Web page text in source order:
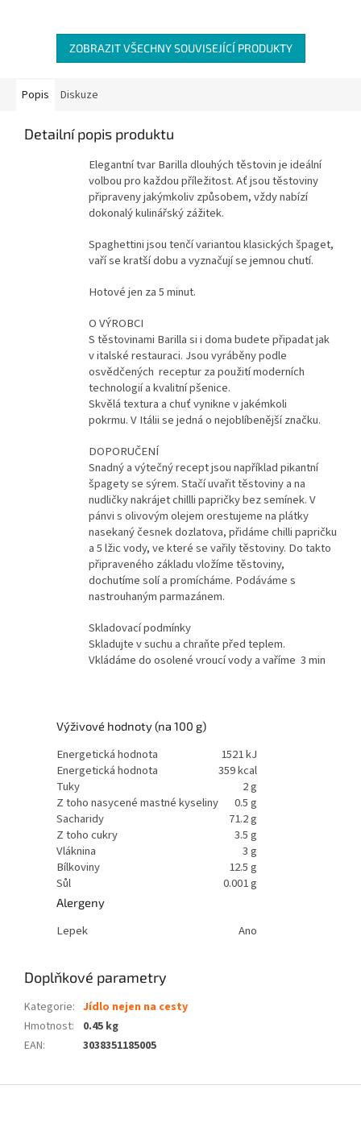
ZOBRAZIT VŠECHNY SOUVISEJÍCÍ PRODUKTY
Popis Diskuze
Detailní popis produktu
Elegantní tvar Barilla dlouhých těstovin je ideální
volbou pro každou příležitost. Ať jsou těstoviny
připraveny jakýmkoliv způsobem, vždy nabízí
dokonalý kulinářský zážitek.
Spaghettini jsou tenčí variantou klasických špaget,
vaří se kratší dobu a vyznačují se jemnou chutí.
Hotové jen za 5 minut.
O VÝROBCI
S těstovinami Barilla si i doma budete připadat jak
v italské restauraci. Jsou vyráběny podle
osvědčených receptur za použití moderních
technologií a kvalitní pšenice.
Skvělá textura a chuť vynikne v jakémkoli
pokrmu. V Itálii se jedná o nejoblíbenější značku.
DOPORUČENÍ
Snadný a výtečný recept jsou například pikantní
špagety se sýrem. Stačí uvařit těstoviny a na
nudličky nakrájet chillli papričky bez semínek. V
pánvi s olivovým olejem orestujeme na plátky
nasekaný česnek dozlatova, přidáme chilli papričku
a 5 lžic vody, ve které se vařily těstoviny. Do takto
připraveného základu vložíme těstoviny,
dochutíme solí a promícháme. Podáváme s
nastrouhaným parmazánem.
Skladovací podmínky
Skladujte v suchu a chraňte před teplem.
Vkládáme do osolené vroucí vody a vaříme 3 min
Výživové hodnoty (na 100 g)
Energetická hodnota
1521 kJ
Energetická hodnota
359 kcal
Tuky
2 g
Z toho nasycené mastné kyseliny
0.5 g
Sacharidy
71.2 g
Z toho cukry
3.5 g
Vláknina
3 g
Bílkoviny
12.5 g
Sůl
0.001 g
Alergeny
Lepek Ano
Doplňkové parametry
Kategorie: Jídlo nejen na cesty
Hmotnost:
0.45 kg
EAN: 3038351185005